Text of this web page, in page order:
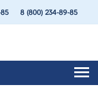
8 (800) 234-89-85